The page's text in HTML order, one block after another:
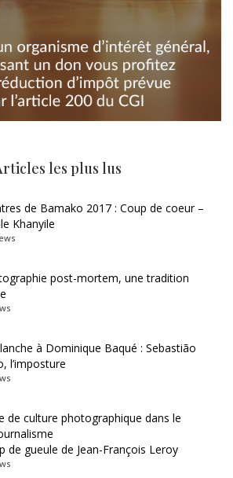
les plus lus
de Bamako 2017 : Coup de coeur –
Khanyile
post-mortem, une tradition
à Dominique Baqué : Sebastião
l’imposture
de culture photographique dans le
de gueule de Jean-François Leroy